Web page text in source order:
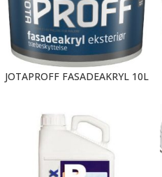
JOTAPROFF FASADEAKRYL 10L